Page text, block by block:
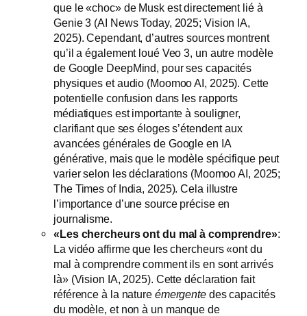
que le «choc» de Musk est directement lié à
Genie 3 (AI News Today, 2025; Vision IA,
2025). Cependant, d’autres sources montrent
qu’il a également loué Veo 3, un autre modèle
de Google DeepMind, pour ses capacités
physiques et audio (Moomoo AI, 2025). Cette
potentielle confusion dans les rapports
médiatiques est importante à souligner,
clarifiant que ses éloges s’étendent aux
avancées générales de Google en IA
générative, mais que le modèle spécifique peut
varier selon les déclarations (Moomoo AI, 2025;
The Times of India, 2025). Cela illustre
l’importance d’une source précise en
journalisme.
«Les chercheurs ont du mal à comprendre»:
La vidéo affirme que les chercheurs «ont du
mal à comprendre comment ils en sont arrivés
là» (Vision IA, 2025). Cette déclaration fait
référence à la nature émergentedes capacités
du modèle, et non à un manque de